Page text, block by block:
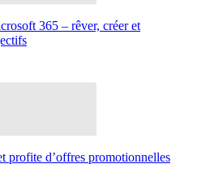
365 – rêver, créer et
profite d’offres promotionnelles